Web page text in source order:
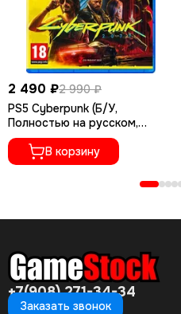
2 490 ₽2 990 ₽
PS5 Cyberpunk (Б/У,
Полностью на русском,
PPSA-04027)
В корзину
+7(908) 271-34-34
Заказать звонок